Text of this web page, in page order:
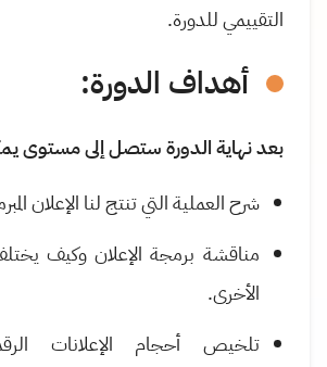
التقييمي للدورة.
أهداف الدورة:
بعد نهاية الدورة ستصل إلى مستوى
شرح العملية التي تنتج لنا الإعلان
مناقشة برمجة الإعلان وكيف
الأخرى.
تلخيص أحجام الإعلانات